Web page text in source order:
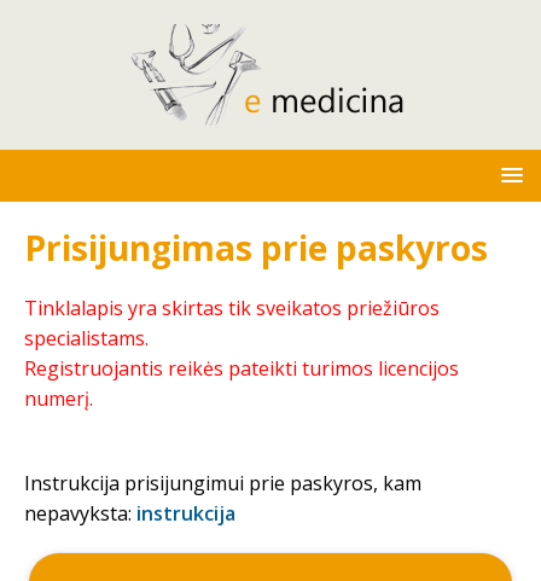
Prisijungimas prie paskyros
Tinklalapis yra skirtas tik sveikatos priežiūros
specialistams.
Registruojantis reikės pateikti turimos licencijos
numerį.
Instrukcija prisijungimui prie paskyros, kam
nepavyksta: instrukcija